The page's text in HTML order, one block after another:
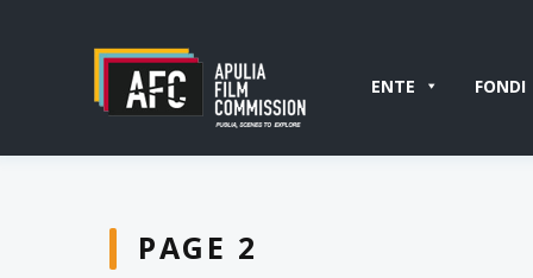
ENTE FONDI
PAGE 2